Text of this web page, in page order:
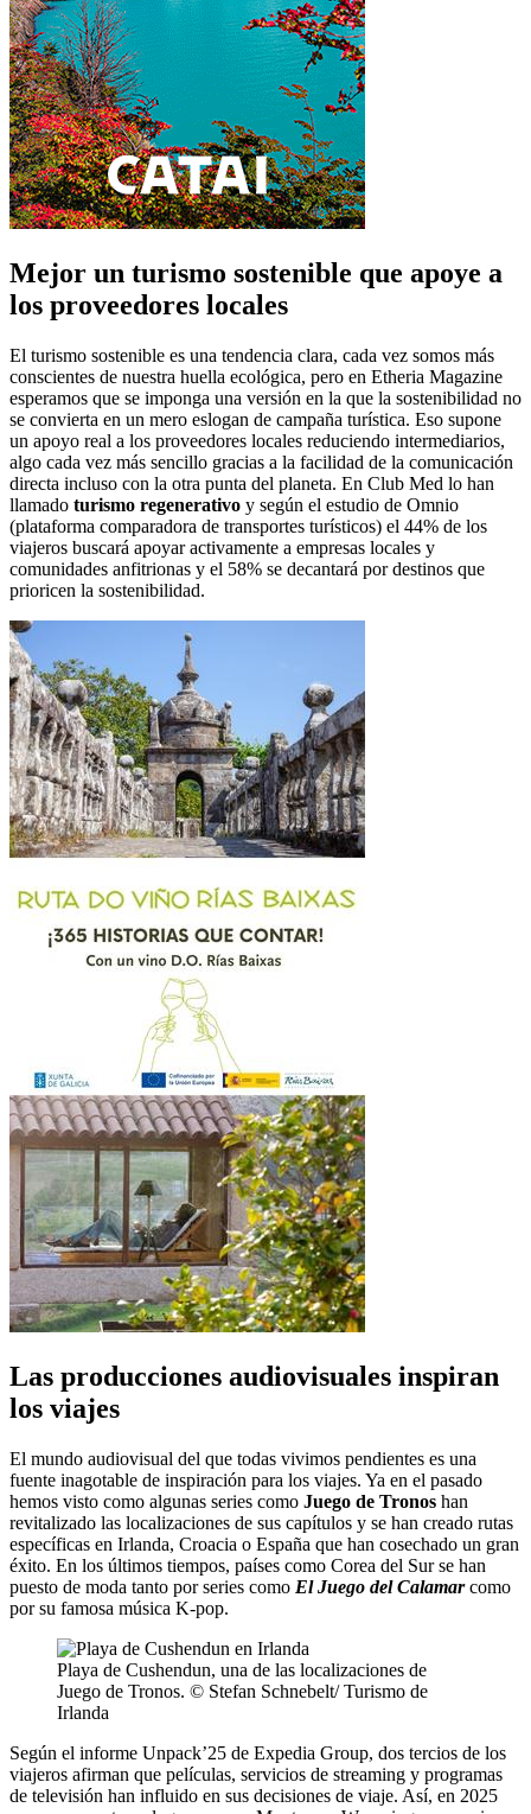
Mejor un turismo sostenible que apoye a
los proveedores locales
El turismo sostenible es una tendencia clara, cada vez somos más
conscientes de nuestra huella ecológica, pero en Etheria Magazine
esperamos que se imponga una versión en la que la sostenibilidad no
se convierta en un mero eslogan de campaña turística. Eso supone
un apoyo real a los proveedores locales reduciendo intermediarios,
algo cada vez más sencillo gracias a la facilidad de la comunicación
directa incluso con la otra punta del planeta. En Club Med lo han
llamado turismo regenerativo y según el estudio de Omnio
(plataforma comparadora de transportes turísticos) el 44% de los
viajeros buscará apoyar activamente a empresas locales y
comunidades anfitrionas y el 58% se decantará por destinos que
prioricen la sostenibilidad.
Las producciones audiovisuales inspiran
los viajes
El mundo audiovisual del que todas vivimos pendientes es una
fuente inagotable de inspiración para los viajes. Ya en el pasado
hemos visto como algunas series como Juego de Tronos han
revitalizado las localizaciones de sus capítulos y se han creado rutas
específicas en Irlanda, Croacia o España que han cosechado un gran
éxito. En los últimos tiempos, países como Corea del Sur se han
puesto de moda tanto por series como El Juego del Calamarcomo
por su famosa música K-pop.
Playa de Cushendun, una de las localizaciones de
Juego de Tronos. © Stefan Schnebelt/ Turismo de
Irlanda
Según el informe Unpack’25 de Expedia Group, dos tercios de los
viajeros afirman que películas, servicios de streaming y programas
de televisión han influido en sus decisiones de viaje. Así, en 2025